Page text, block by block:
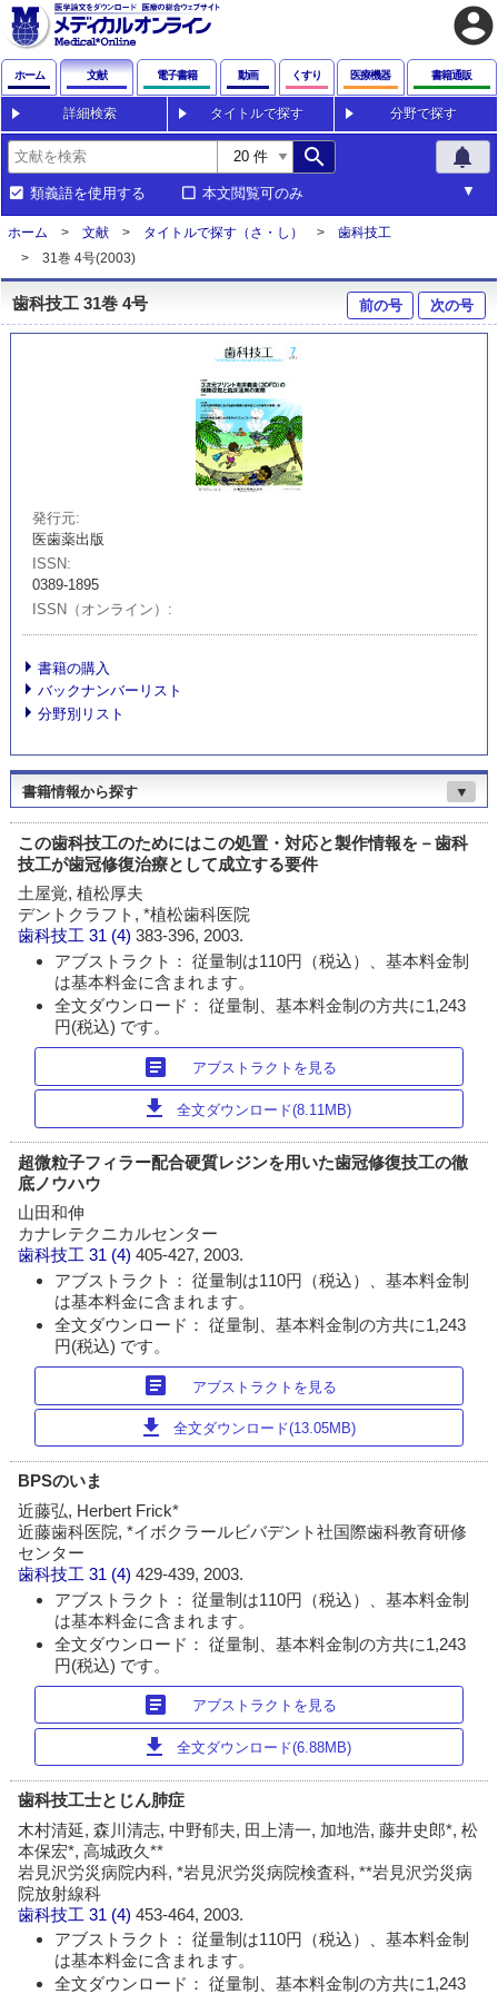
account_circle
ホーム 文献 電子書籍 動画 くすり 医療機器 書籍通販
詳細検索 タイトルで探す 分野で探す
search notifications
類義語を使用する 本文閲覧可のみ
ホーム 文献 タイトルで探す（さ・し）
歯科技工
31巻 4号(2003)
歯科技工 31巻 4号 前の号 次の号
発行元
医歯薬出版
ISSN
0389-1895
ISSN（オンライン）
書籍の購入
バックナンバーリスト
分野別リスト
書籍情報から探す ▼
この歯科技工のためにはこの処置・対応と製作情報を－歯科
技工が歯冠修復治療として成立する要件
土屋覚, 植松厚夫
デントクラフト, *植松歯科医院
歯科技工 31 (4)383-396, 2003.
アブストラクト： 従量制は110円（税込）、基本料金制
は基本料金に含まれます。
全文ダウンロード： 従量制、基本料金制の方共に1,243
円(税込) です。
article アブストラクトを見る
download 全文ダウンロード(8.11MB)
超微粒子フィラー配合硬質レジンを用いた歯冠修復技工の徹
底ノウハウ
山田和伸
カナレテクニカルセンター
歯科技工 31 (4)405-427, 2003.
アブストラクト： 従量制は110円（税込）、基本料金制
は基本料金に含まれます。
全文ダウンロード： 従量制、基本料金制の方共に1,243
円(税込) です。
article アブストラクトを見る
download 全文ダウンロード(13.05MB)
BPSのいま
近藤弘, Herbert Frick*
近藤歯科医院, *イボクラールビバデント社国際歯科教育研修
センター
歯科技工 31 (4)429-439, 2003.
アブストラクト： 従量制は110円（税込）、基本料金制
は基本料金に含まれます。
全文ダウンロード： 従量制、基本料金制の方共に1,243
円(税込) です。
article アブストラクトを見る
download 全文ダウンロード(6.88MB)
歯科技工士とじん肺症
木村清延, 森川清志, 中野郁夫, 田上清一, 加地浩, 藤井史郎*, 松
本保宏*, 高城政久**
岩見沢労災病院内科, *岩見沢労災病院検査科, **岩見沢労災病
院放射線科
歯科技工 31 (4)453-464, 2003.
アブストラクト： 従量制は110円（税込）、基本料金制
は基本料金に含まれます。
全文ダウンロード： 従量制、基本料金制の方共に1,243